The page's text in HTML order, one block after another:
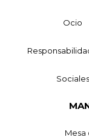
Ocio
Sociales
Mesa